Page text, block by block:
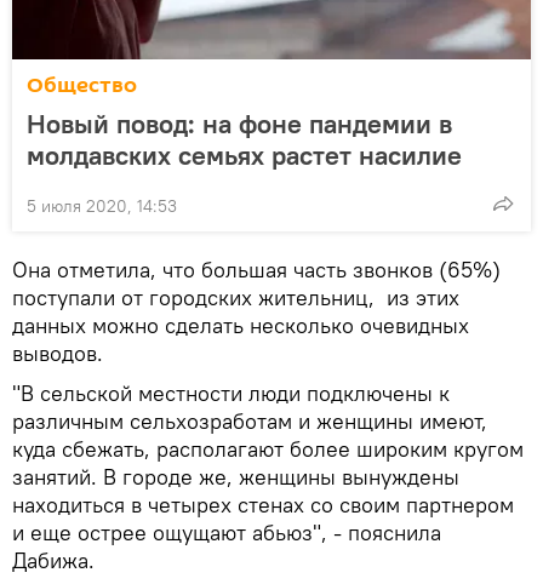
Общество
Новый повод: на фоне пандемии в
молдавских семьях растет насилие
5 июля 2020, 14:53
Она отметила, что большая часть звонков (65%)
поступали от городских жительниц, из этих
данных можно сделать несколько очевидных
выводов.
"В сельской местности люди подключены к
различным сельхозработам и женщины имеют,
куда сбежать, располагают более широким кругом
занятий. В городе же, женщины вынуждены
находиться в четырех стенах со своим партнером
и еще острее ощущают абьюз", - пояснила
Дабижа.